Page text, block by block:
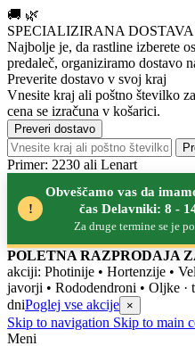
🚚 🌿
SPECIALIZIRANA
Najbolje je, da rastline izberete
predaleč, organiziramo dostavo
Preverite dostavo v svoj kraj
Vnesite kraj ali poštno številko
cena se izračuna v košarici.
Preveri dostavo
Primer: 2230 ali Lenart
!
Obveščamo vas da
čas Delavniki: 8 -
Za druge termine se je
POLETNA RAZPRODAJA
akciji: Photinije • Hortenzije •
javorji • Rododendroni • Oljke ·
dniPoglej vse akcije ×
Skip to navigation Skip to main
Meni